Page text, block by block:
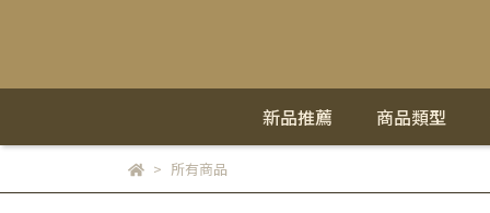
新品推薦 商品類型
所有商品